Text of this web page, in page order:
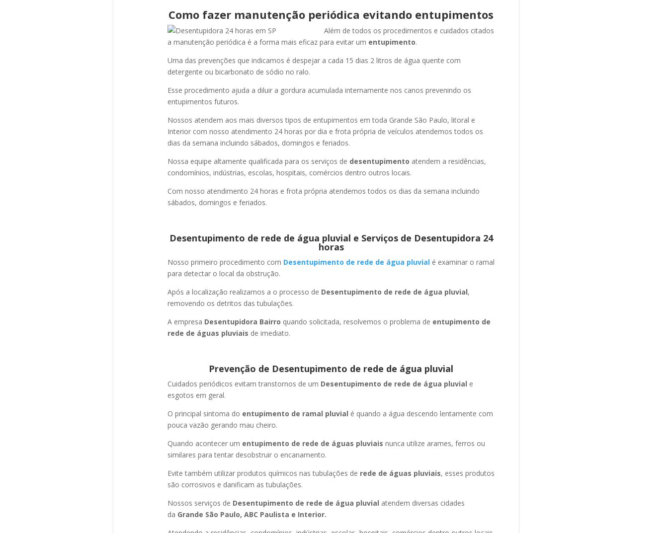
Como fazer manutenção periódica evitando entupimentos
Além de todos os procedimentos e cuidados citados
a manutenção periódica é a forma mais eficaz para evitar um entupimento.
Uma das prevenções que indicamos é despejar a cada 15 dias 2 litros de água quente com
detergente ou bicarbonato de sódio no ralo.
Esse procedimento ajuda a diluir a gordura acumulada internamente nos canos prevenindo os
entupimentos futuros.
Nossos atendem aos mais diversos tipos de entupimentos em toda Grande São Paulo, litoral e
Interior com nosso atendimento 24 horas por dia e frota própria de veículos atendemos todos os
dias da semana incluindo sábados, domingos e feriados.
Nossa equipe altamente qualificada para os serviços de desentupimento atendem a residências,
condomínios, indústrias, escolas, hospitais, comércios dentro outros locais.
Com nosso atendimento 24 horas e frota própria atendemos todos os dias da semana incluindo
sábados, domingos e feriados.
Desentupimento de rede de água pluvial e Serviços de Desentupidora 24
horas
Nosso primeiro procedimento com Desentupimento de rede de água pluvialé examinar o ramal
para detectar o local da obstrução.
Após a localização realizamos a o processo de Desentupimento de rede de água pluvial,
removendo os detritos das tubulações.
A empresa Desentupidora Bairro quando solicitada, resolvemos o problema de entupimento de
rede de águas pluviais de imediato.
Prevenção de Desentupimento de rede de água pluvial
Cuidados periódicos evitam transtornos de um Desentupimento de rede de água pluvial e
esgotos em geral.
O principal sintoma do entupimento de ramal pluvial é quando a água descendo lentamente com
pouca vazão gerando mau cheiro.
Quando acontecer um entupimento de rede de águas pluviais nunca utilize arames, ferros ou
similares para tentar desobstruir o encanamento.
Evite também utilizar produtos químicos nas tubulações de rede de águas pluviais, esses produtos
são corrosivos e danificam as tubulações.
Nossos serviços de Desentupimento de rede de água pluvial atendem diversas cidades
da Grande São Paulo, ABC Paulista e Interior.